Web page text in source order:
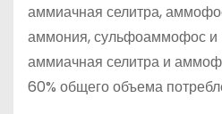
аммиачная селитра,
аммония, сульфоаммофос и
аммиачная селитра и
60% общего объема